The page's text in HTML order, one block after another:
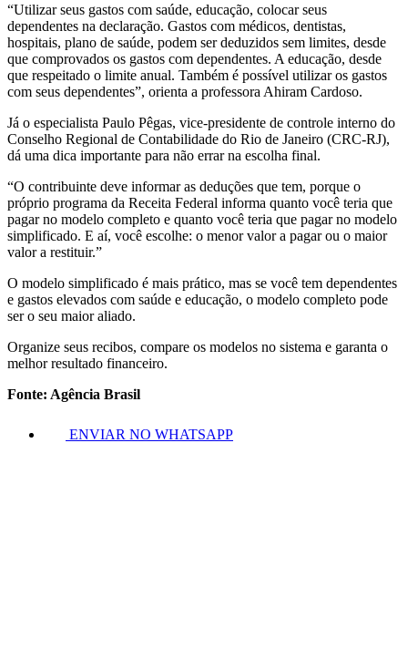
“Utilizar seus gastos com saúde, educação, colocar seus
dependentes na declaração. Gastos com médicos, dentistas,
hospitais, plano de saúde, podem ser deduzidos sem limites, desde
que comprovados os gastos com dependentes. A educação, desde
que respeitado o limite anual. Também é possível utilizar os gastos
com seus dependentes”, orienta a professora Ahiram Cardoso.
Já o especialista Paulo Pêgas, vice-presidente de controle interno do
Conselho Regional de Contabilidade do Rio de Janeiro (CRC-RJ),
dá uma dica importante para não errar na escolha final.
“O contribuinte deve informar as deduções que tem, porque o
próprio programa da Receita Federal informa quanto você teria que
pagar no modelo completo e quanto você teria que pagar no modelo
simplificado. E aí, você escolhe: o menor valor a pagar ou o maior
valor a restituir.”
O modelo simplificado é mais prático, mas se você tem dependentes
e gastos elevados com saúde e educação, o modelo completo pode
ser o seu maior aliado.
Organize seus recibos, compare os modelos no sistema e garanta o
melhor resultado financeiro.
Fonte: Agência Brasil
ENVIAR NO WHATSAPP